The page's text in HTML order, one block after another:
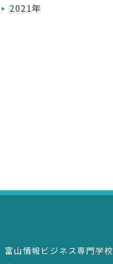
2021年
富山情報ビジネス専門学校